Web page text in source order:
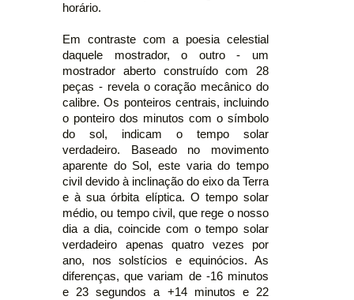
horário.
Em contraste com a poesia celestial
daquele mostrador, o outro - um
mostrador aberto construído com 28
peças - revela o coração mecânico do
calibre. Os ponteiros centrais, incluindo
o ponteiro dos minutos com o símbolo
do sol, indicam o tempo solar
verdadeiro. Baseado no movimento
aparente do Sol, este varia do tempo
civil devido à inclinação do eixo da Terra
e à sua órbita elíptica. O tempo solar
médio, ou tempo civil, que rege o nosso
dia a dia, coincide com o tempo solar
verdadeiro apenas quatro vezes por
ano, nos solstícios e equinócios. As
diferenças, que variam de -16 minutos
e 23 segundos a +14 minutos e 22